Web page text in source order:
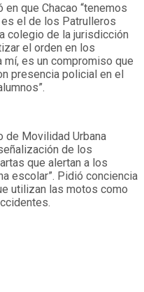
que Chacao “tenemos
el de los Patrulleros
colegio de la jurisdicción
el orden en los
es un compromiso que
presencia policial en el
de Movilidad Urbana
de los
que alertan a los
escolar”. Pidió conciencia
utilizan las motos como